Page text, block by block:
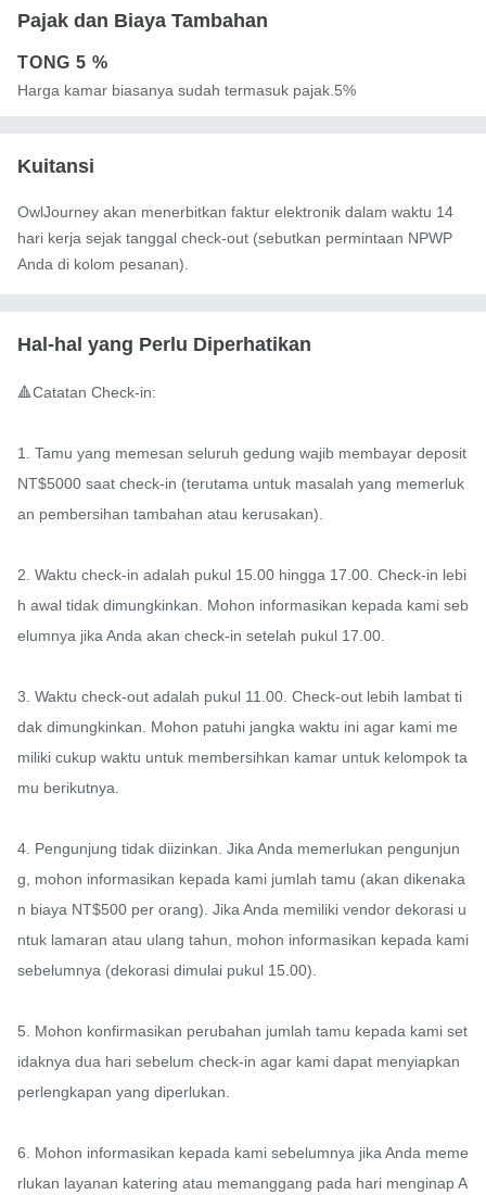
Pajak dan Biaya Tambahan
TONG 5 %
Harga kamar biasanya sudah termasuk pajak.5%
Kuitansi
OwlJourney akan menerbitkan faktur elektronik dalam waktu 14
hari kerja sejak tanggal check-out (sebutkan permintaan NPWP
Anda di kolom pesanan).
Hal-hal yang Perlu Diperhatikan
🔺Catatan Check-in:
1. Tamu yang memesan seluruh gedung wajib membayar deposit
NT$5000 saat check-in (terutama untuk masalah yang memerluk
an pembersihan tambahan atau kerusakan).
2. Waktu check-in adalah pukul 15.00 hingga 17.00. Check-in lebi
h awal tidak dimungkinkan. Mohon informasikan kepada kami seb
elumnya jika Anda akan check-in setelah pukul 17.00.
3. Waktu check-out adalah pukul 11.00. Check-out lebih lambat ti
dak dimungkinkan. Mohon patuhi jangka waktu ini agar kami me
miliki cukup waktu untuk membersihkan kamar untuk kelompok ta
mu berikutnya.
4. Pengunjung tidak diizinkan. Jika Anda memerlukan pengunjun
g, mohon informasikan kepada kami jumlah tamu (akan dikenaka
n biaya NT$500 per orang). Jika Anda memiliki vendor dekorasi u
ntuk lamaran atau ulang tahun, mohon informasikan kepada kami
sebelumnya (dekorasi dimulai pukul 15.00).
5. Mohon konfirmasikan perubahan jumlah tamu kepada kami set
idaknya dua hari sebelum check-in agar kami dapat menyiapkan
perlengkapan yang diperlukan.
6. Mohon informasikan kepada kami sebelumnya jika Anda meme
rlukan layanan katering atau memanggang pada hari menginap A